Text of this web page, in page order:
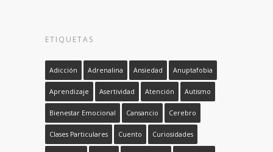
ETIQUETAS
Adicción Adrenalina Ansiedad Anuptafobia
Aprendizaje Asertividad Atención Autismo
Bienestar Emocional Cansancio Cerebro
Clases Particulares Cuento Curiosidades